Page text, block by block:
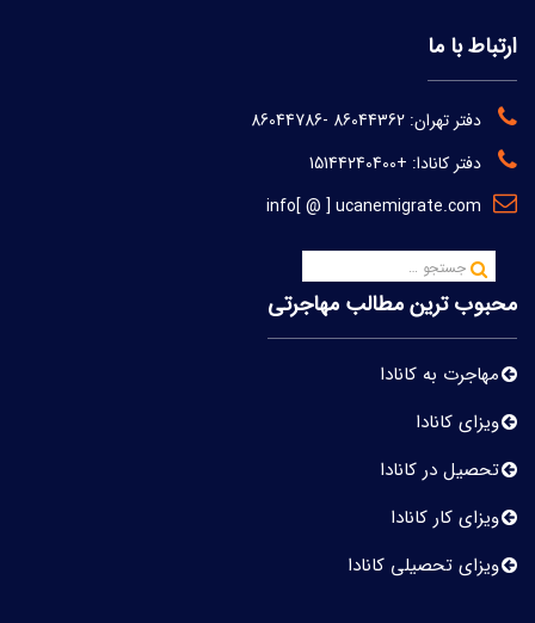
ارتباط با ما
دفتر تهران: 86044362
-
86044786
دفتر کانادا: +15144240400
info[ @ ] ucanemigrate.com
محبوب ترین مطالب مهاجرتی
مهاجرت به کانادا
ویزای کانادا
تحصیل در کانادا
ویزای کار کانادا
ویزای تحصیلی کانادا